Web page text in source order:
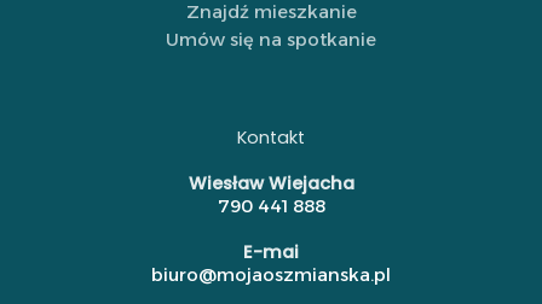
Znajdź mieszkanie
Umów się na spotkanie
Kontakt
Wiesław Wiejacha
790 441 888
E-mai
biuro@mojaoszmianska.pl